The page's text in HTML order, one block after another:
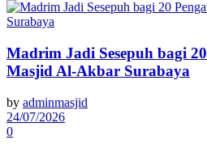
Madrim Jadi Sesepuh bagi
Masjid Al-Akbar Surabaya
by adminmasjid
24/07/2026
0